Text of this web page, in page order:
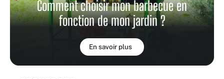
Comment choisir mon barbecue en
fonction de mon jardin ?
En savoir plus